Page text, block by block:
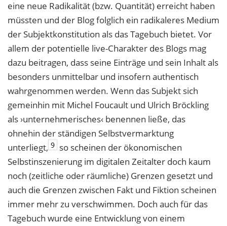
eine neue Radikalität (bzw. Quantität) erreicht haben
müssten und der Blog folglich ein radikaleres Medium
der Subjektkonstitution als das Tagebuch bietet. Vor
allem der potentielle live-Charakter des Blogs mag
dazu beitragen, dass seine Einträge und sein Inhalt als
besonders unmittelbar und insofern authentisch
wahrgenommen werden. Wenn das Subjekt sich
gemeinhin mit Michel Foucault und Ulrich Bröckling
als ›unternehmerisches‹ benennen ließe, das
ohnehin der ständigen Selbstvermarktung
unterliegt, 9 so scheinen der ökonomischen
Selbstinszenierung im digitalen Zeitalter doch kaum
noch (zeitliche oder räumliche) Grenzen gesetzt und
auch die Grenzen zwischen Fakt und Fiktion scheinen
immer mehr zu verschwimmen. Doch auch für das
Tagebuch wurde eine Entwicklung von einem